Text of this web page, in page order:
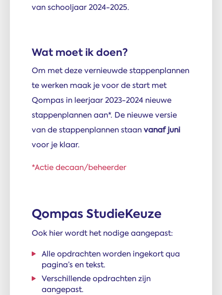
van schooljaar 2024-2025.
Wat moet ik doen?
Om met deze vernieuwde stappenplannen
te werken maak je voor de start met
Qompas in leerjaar 2023-2024 nieuwe
stappenplannen aan*. De nieuwe versie
van de stappenplannen staanvanaf juni
voor je klaar.
*Actie decaan/beheerder
Qompas StudieKeuze
Ook hier wordt het nodige aangepast:
Alle opdrachten worden ingekort qua
pagina’s en tekst.
Verschillende opdrachten zijn
aangepast.